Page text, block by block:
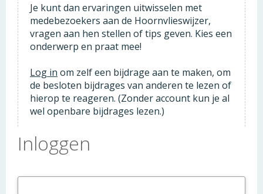
Je kunt dan ervaringen uitwisselen met
medebezoekers aan de Hoornvlieswijzer,
vragen aan hen stellen of tips geven. Kies een
onderwerp en praat mee!
Log in om zelf een bijdrage aan te maken, om
de besloten bijdrages van anderen te lezen of
hierop te reageren. (Zonder account kun je al
wel openbare bijdrages lezen.)
Inloggen